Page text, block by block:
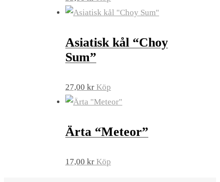
Asiatisk kål “Choy
Sum”
27,00 kr Köp
Ärta “Meteor”
17,00 kr Köp